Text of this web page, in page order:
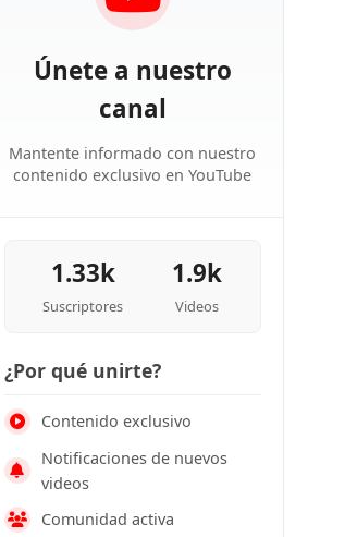
Únete a nuestro
canal
Mantente informado con nuestro
contenido exclusivo en YouTube
1.33k
Suscriptores
1.9k
Videos
¿Por qué unirte?
Contenido exclusivo
Notificaciones de nuevos
videos
Comunidad activa